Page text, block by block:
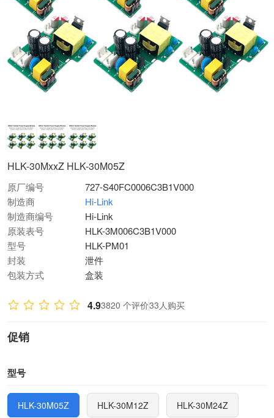
HLK-30MxxZ HLK-30M05Z
原厂编号
727-S40FC0006C3B1V000
制造商
Hi-Link
制造商编号
Hi-Link
原装表号
HLK-3M006C3B1V000
型号
HLK-PM01
封装
泄件
包装方式
盒装
4.93820 个评价33人购买
促销
型号
HLK-30M05Z HLK-30M12Z HLK-30M24Z